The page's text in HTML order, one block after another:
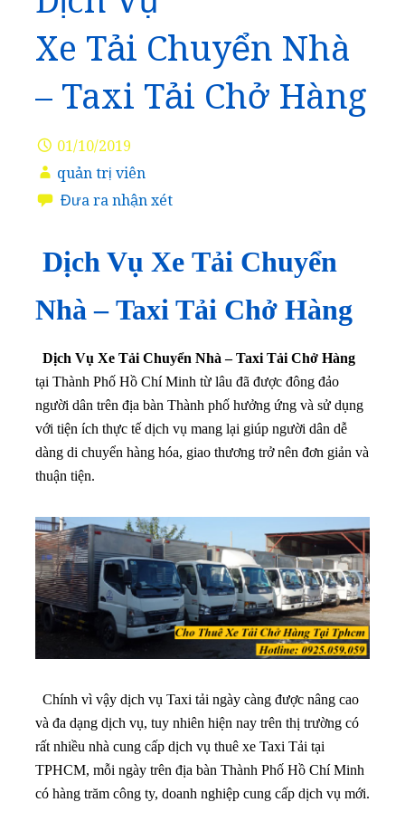
Xe Tải Chuyển Nhà
– Taxi Tải Chở Hàng
01/10/2019
quản trị viên
Đưa ra nhận xét
Dịch Vụ Xe Tải Chuyển
Nhà – Taxi Tải Chở Hàng
Dịch Vụ Xe Tải Chuyển Nhà – Taxi Tải Chở Hàng
tại Thành Phố Hồ Chí Minh từ lâu đã được đông đảo
người dân trên địa bàn Thành phố hưởng ứng và sử dụng
với tiện ích thực tế dịch vụ mang lại giúp người dân dễ
dàng di chuyển hàng hóa, giao thương trở nên đơn giản và
thuận tiện.
Chính vì vậy dịch vụ Taxi tải ngày càng được nâng cao
và đa dạng dịch vụ, tuy nhiên hiện nay trên thị trường có
rất nhiều nhà cung cấp dịch vụ thuê xe Taxi Tải tại
TPHCM, mỗi ngày trên địa bàn Thành Phố Hồ Chí Minh
có hàng trăm công ty, doanh nghiệp cung cấp dịch vụ mới.